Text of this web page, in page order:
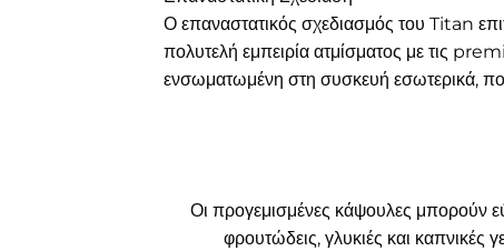
Ο επαναστατικός σχεδιασμός του Titan
πολυτελή εμπειρία ατμίσματος με τις
ενσωματωμένη στη συσκευή εσωτερικά,
Οι προγεμισμένες κάψουλες μπορούν
φρουτώδεις, γλυκιές και καπνικές